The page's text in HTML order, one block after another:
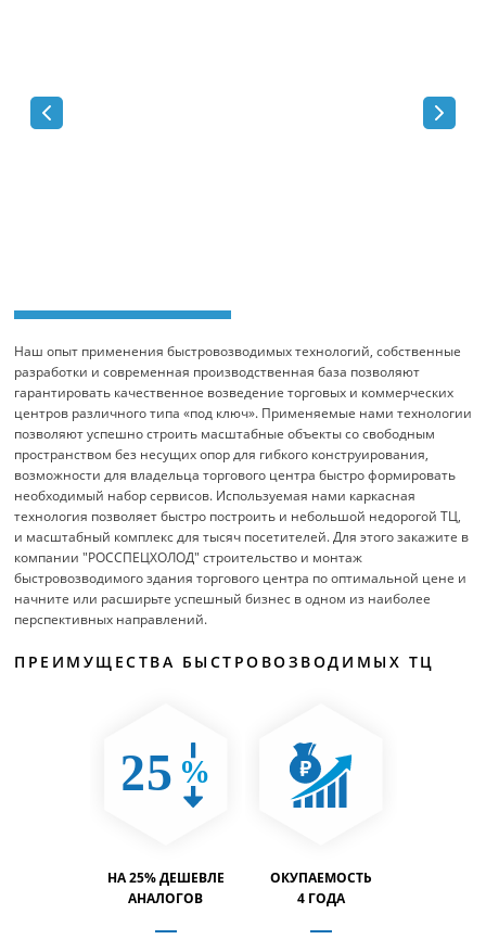
Наш опыт применения быстровозводимых технологий, собственные
разработки и современная производственная база позволяют
гарантировать качественное возведение торговых и коммерческих
центров различного типа «под ключ». Применяемые нами технологии
позволяют успешно строить масштабные объекты со свободным
пространством без несущих опор для гибкого конструирования,
возможности для владельца торгового центра быстро формировать
необходимый набор сервисов. Используемая нами каркасная
технология позволяет быстро построить и небольшой недорогой ТЦ,
и масштабный комплекс для тысяч посетителей. Для этого закажите в
компании "РОССПЕЦХОЛОД" строительство и монтаж
быстровозводимого здания торгового центра по оптимальной цене и
начните или расширьте успешный бизнес в одном из наиболее
перспективных направлений.
ПРЕИМУЩЕСТВА БЫСТРОВОЗВОДИМЫХ ТЦ
НА 25% ДЕШЕВЛЕ
АНАЛОГОВ
ОКУПАЕМОСТЬ
4 ГОДА